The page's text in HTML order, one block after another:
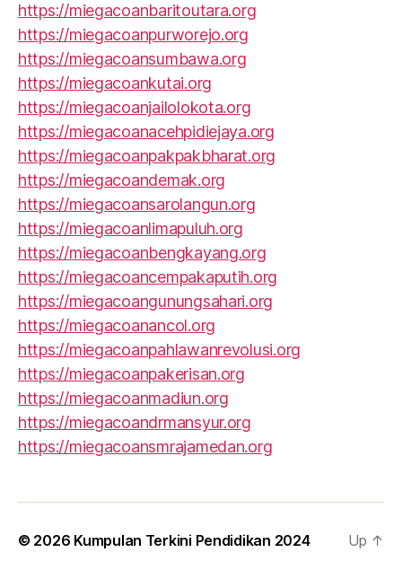
https://miegacoanbaritoutara.org
https://miegacoanpurworejo.org
https://miegacoansumbawa.org
https://miegacoankutai.org
https://miegacoanjailolokota.org
https://miegacoanacehpidiejaya.org
https://miegacoanpakpakbharat.org
https://miegacoandemak.org
https://miegacoansarolangun.org
https://miegacoanlimapuluh.org
https://miegacoanbengkayang.org
https://miegacoancempakaputih.org
https://miegacoangunungsahari.org
https://miegacoanancol.org
https://miegacoanpahlawanrevolusi.org
https://miegacoanpakerisan.org
https://miegacoanmadiun.org
https://miegacoandrmansyur.org
https://miegacoansmrajamedan.org
© 2026 Kumpulan Terkini Pendidikan 2024 Up ↑